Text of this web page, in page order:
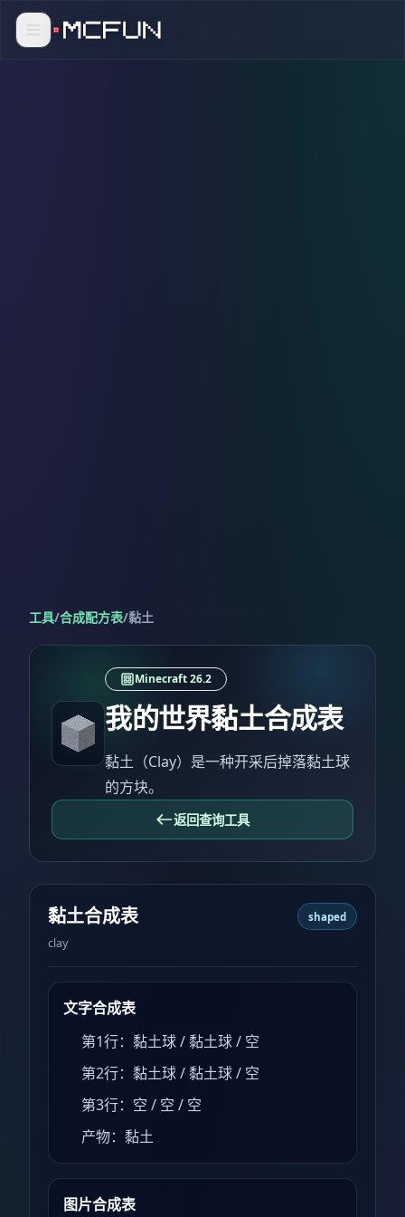
工具/合成配方表/黏土
Minecraft 26.2
我的世界黏土合成表
黏土（Clay）是一种开采后掉落黏土球
的方块。
返回查询工具
黏土合成表
clay
shaped
文字合成表
第1行：黏土球 / 黏土球 / 空
第2行：黏土球 / 黏土球 / 空
第3行：空 / 空 / 空
产物：黏土
图片合成表